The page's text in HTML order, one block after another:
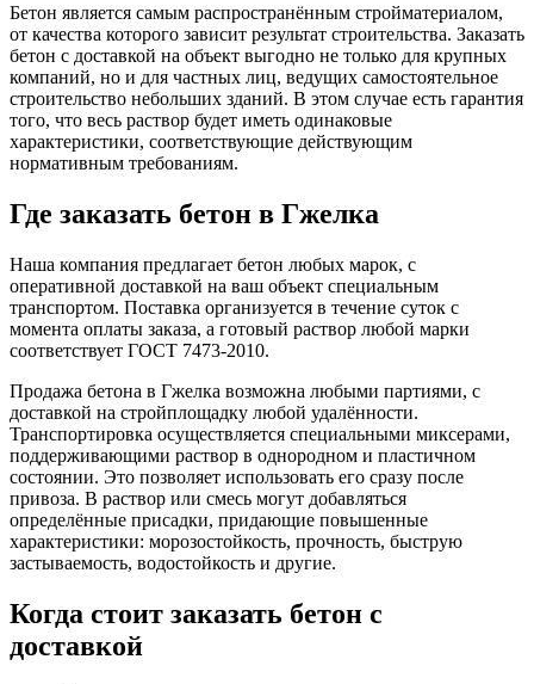
Бетон является самым распространённым стройматериалом,
от качества которого зависит результат строительства. Заказать
бетон с доставкой на объект выгодно не только для крупных
компаний, но и для частных лиц, ведущих самостоятельное
строительство небольших зданий. В этом случае есть гарантия
того, что весь раствор будет иметь одинаковые
характеристики, соответствующие действующим
нормативным требованиям.
Где заказать бетон в Гжелка
Наша компания предлагает бетон любых марок, с
оперативной доставкой на ваш объект специальным
транспортом. Поставка организуется в течение суток с
момента оплаты заказа, а готовый раствор любой марки
соответствует ГОСТ 7473-2010.
Продажа бетона в Гжелка возможна любыми партиями, с
доставкой на стройплощадку любой удалённости.
Транспортировка осуществляется специальными миксерами,
поддерживающими раствор в однородном и пластичном
состоянии. Это позволяет использовать его сразу после
привоза. В раствор или смесь могут добавляться
определённые присадки, придающие повышенные
характеристики: морозостойкость, прочность, быструю
застываемость, водостойкость и другие.
Когда стоит заказать бетон с
доставкой